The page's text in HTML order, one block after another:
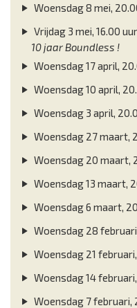
Woensdag 8 mei,
Vrijdag 3 mei, 16.00 uur
10 jaar Boundless !
Woensdag 17 april,
Woensdag 10 april,
Woensdag 3 april,
Woensdag 27 maart,
Woensdag 20 maart,
Woensdag 13 maart,
Woensdag 6 maart,
Woensdag 28
Woensdag 21
Woensdag 14
Woensdag 7 februari,